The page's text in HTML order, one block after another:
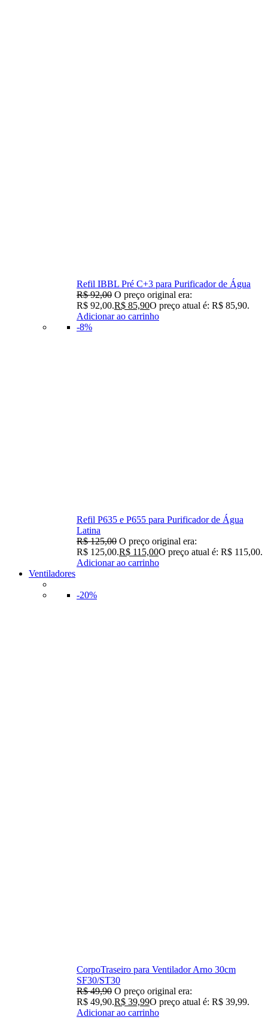
Refil IBBL Pré C+3 para Purificador de Água
R$92,00 O preço original era:
R$ 92,00.R$ 85,90O preço atual é: R$ 85,90.
Adicionar ao carrinho
-8%
Refil P635 e P655 para Purificador de Água
Latina
R$125,00 O preço original era:
R$ 125,00.R$ 115,00O preço atual é: R$ 115,00.
Adicionar ao carrinho
Ventiladores
-20%
CorpoTraseiro para Ventilador Arno 30cm
SF30/ST30
R$49,90 O preço original era:
R$ 49,90.R$ 39,99O preço atual é: R$ 39,99.
Adicionar ao carrinho